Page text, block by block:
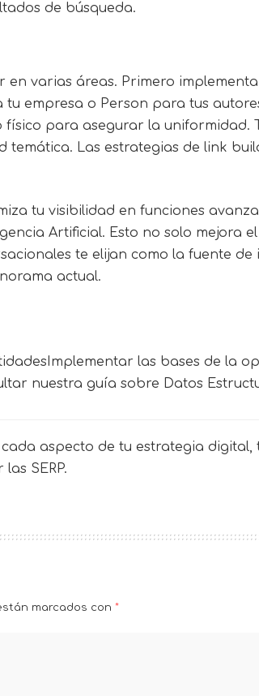
de búsqueda.
en varias áreas. Primero
empresa o Person para tus
para asegurar la uniformidad.
Las estrategias de link
tu visibilidad en funciones
Artificial. Esto no solo mejora
te elijan como la fuente
actual.
las bases de la
nuestra guía sobre Datos
aspecto de tu estrategia
SERP.
marcados con *